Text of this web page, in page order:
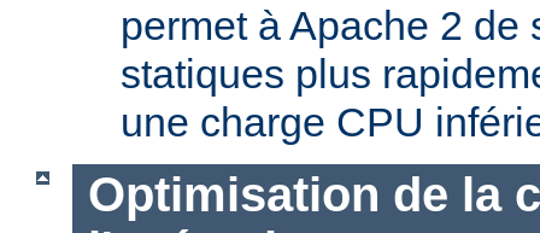
permet à Apache 2 de
statiques plus
une charge CPU
Optimisation de la